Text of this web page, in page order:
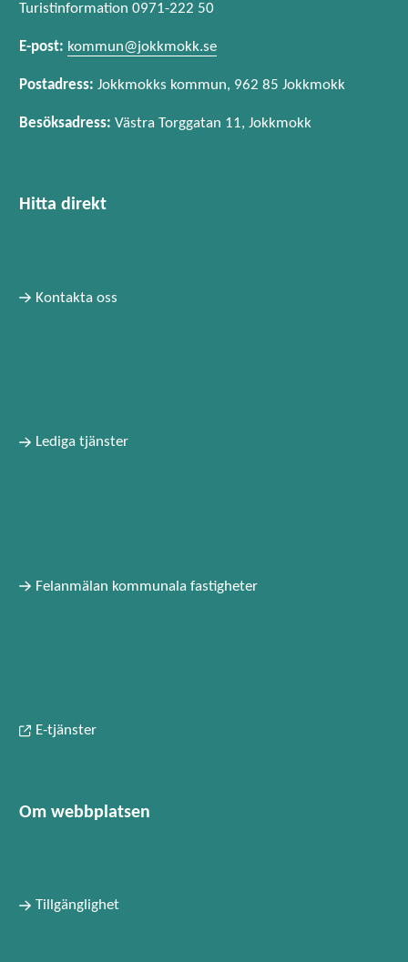
Turistinformation 0971-222 50
E-post: kommun@jokkmokk.se
Postadress: Jokkmokks kommun, 962 85 Jokkmokk
Besöksadress: Västra Torggatan 11, Jokkmokk
Hitta direkt
Kontakta oss
Lediga tjänster
Felanmälan kommunala fastigheter
E-tjänster
Om webbplatsen
Tillgänglighet